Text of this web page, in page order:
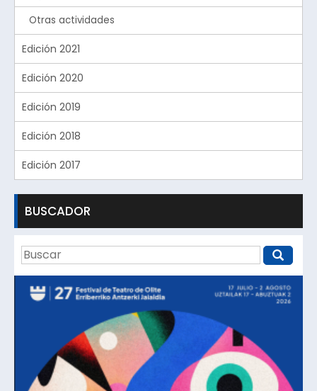
Otras actividades
Edición 2021
Edición 2020
Edición 2019
Edición 2018
Edición 2017
BUSCADOR